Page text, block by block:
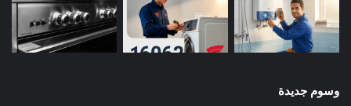
وسوم جديدة